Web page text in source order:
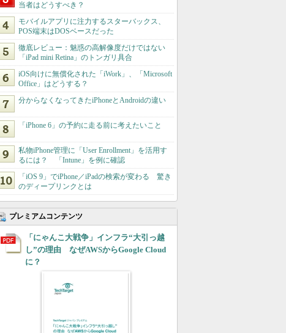
当者はどうすべき？
モバイルアプリに注力するスターバックス、
POS端末はDOSベースだった
徹底レビュー：魅惑の高解像度だけではない
「iPad mini Retina」のトンガリ具合
iOS向けに無償化された「iWork」、「Microsoft
Office」はどうする？
分からなくなってきたiPhoneとAndroidの違い
「iPhone 6」の予約に走る前に考えたいこと
私物iPhone管理に「User Enrollment」を活用す
るには？ 「Intune」を例に確認
「iOS 9」でiPhone／iPadの検索が変わる 驚き
のディープリンクとは
プレミアムコンテンツ
「にゃんこ大戦争」インフラ“大引っ越
し”の理由 なぜAWSからGoogle Cloud
に？